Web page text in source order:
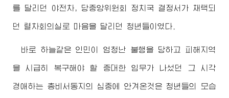
를 달리던 야전차, 당중앙위원회 정치국 결정서가 채택되
던 렬차회의실로 마음을 달리던 청년들이였다.
바로 하늘같은 인민이 엄청난 불행을 당하고 피해지역
을 시급히 복구해야 할 중대한 임무가 나섰던 그 시각
경애하는 총비서동지 의 심중에 안겨온것은 청년들의 모습